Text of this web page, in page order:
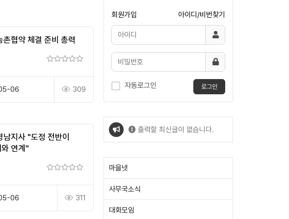
촌협약 체결 준비 총력
06 309
남지사 "도정 전반이
연계"
06 311
회원가입 아이디/비번찾기
자동로그인 로그인
출력할 최신글이 없습니다.
마을넷
사무국소식
대화모임